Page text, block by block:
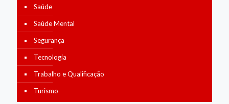
Saúde
Saúde Mental
Segurança
Tecnologia
Trabalho e Qualificação
Turismo